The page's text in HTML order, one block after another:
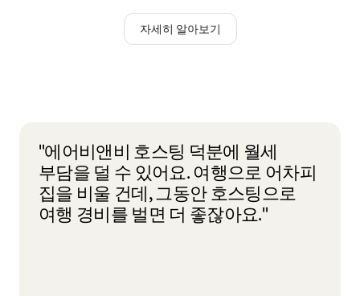
자세히 알아보기
"에어비앤비 호스팅 덕분에 월세
부담을 덜 수 있어요. 여행으로 어차피
집을 비울 건데, 그동안 호스팅으로
여행 경비를 벌면 더 좋잖아요."